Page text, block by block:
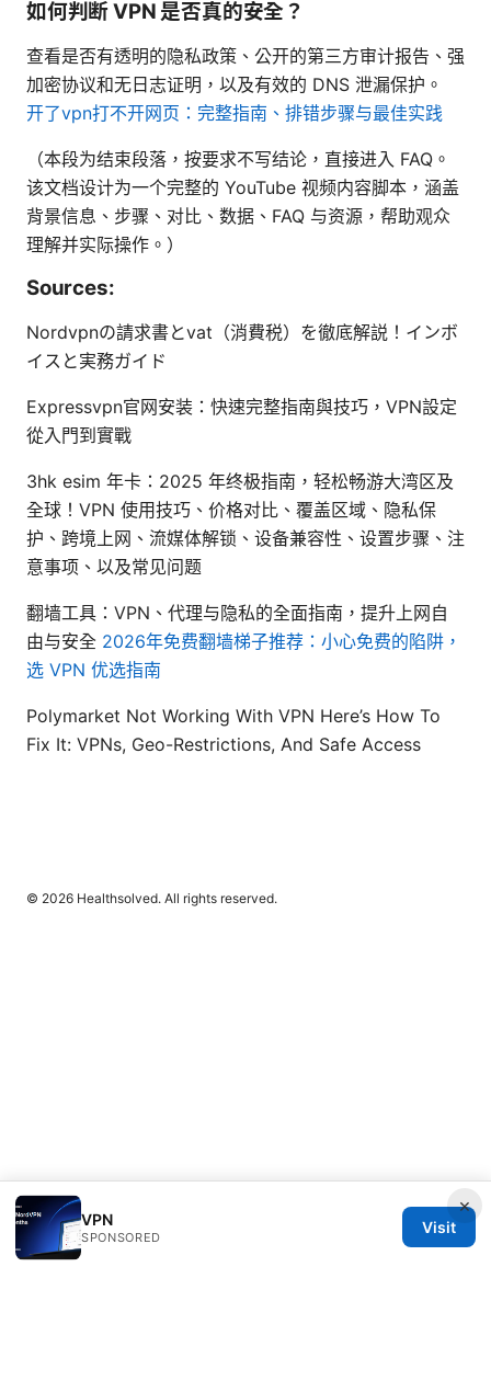
如何判断 VPN 是否真的安全？
查看是否有透明的隐私政策、公开的第三方审计报告、强
加密协议和无日志证明，以及有效的 DNS 泄漏保护。
开了vpn打不开网页：完整指南、排错步骤与最佳实践
（本段为结束段落，按要求不写结论，直接进入 FAQ。
该文档设计为一个完整的 YouTube 视频内容脚本，涵盖
背景信息、步骤、对比、数据、FAQ 与资源，帮助观众
理解并实际操作。）
Sources:
Nordvpnの請求書とvat（消費税）を徹底解説！インボ
イスと実務ガイド
Expressvpn官网安装：快速完整指南與技巧，VPN設定
從入門到實戰
3hk esim 年卡：2025 年终极指南，轻松畅游大湾区及
全球！VPN 使用技巧、价格对比、覆盖区域、隐私保
护、跨境上网、流媒体解锁、设备兼容性、设置步骤、注
意事项、以及常见问题
翻墙工具：VPN、代理与隐私的全面指南，提升上网自
由与安全 2026年免费翻墙梯子推荐：小心免费的陷阱，
选 VPN 优选指南
Polymarket Not Working With VPN Here’s How To
Fix It: VPNs, Geo-Restrictions, And Safe Access
×
VPN
SPONSORED
Visit
© 2026 Healthsolved. All rights reserved.